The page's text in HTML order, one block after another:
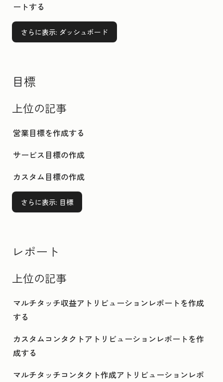
ートする
さらに表示: ダッシュボード
目標
上位の記事
営業目標を作成する
サービス目標の作成
カスタム目標の作成
さらに表示: 目標
レポート
上位の記事
マルチタッチ収益アトリビューションレポートを作成
する
カスタムコンタクトアトリビューションレポートを作
成する
マルチタッチコンタクト作成アトリビューションレポ